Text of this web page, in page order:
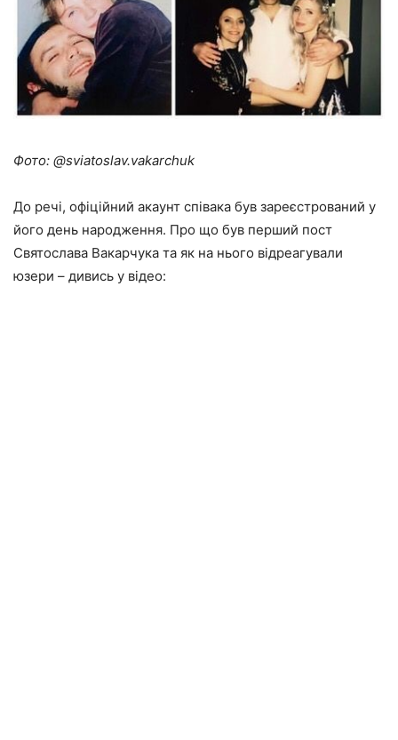
Фото: @sviatoslav.vakarchuk
До речі, офіційний акаунт співака був зареєстрований у
його день народження. Про що був перший пост
Святослава Вакарчука та як на нього відреагували
юзери – дивись у відео: